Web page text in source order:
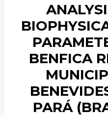
BENFICA
PARÁ